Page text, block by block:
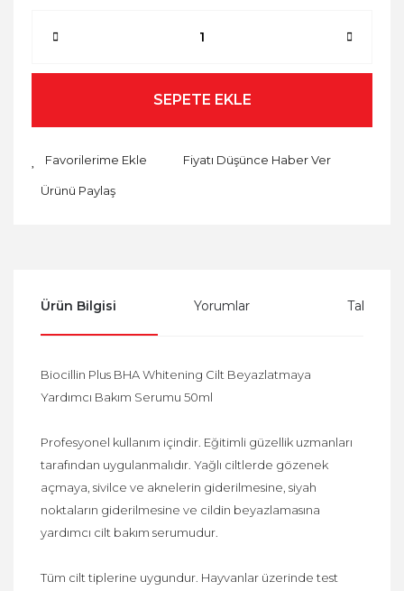
SEPETE EKLE
Fiyatı Düşünce Haber Ver
Ürünü Paylaş
Ürün Bilgisi Yorumlar Taksit
Biocillin Plus BHA Whitening Cilt Beyazlatmaya
Yardımcı Bakım Serumu 50ml
Profesyonel kullanım içindir. Eğitimli güzellik uzmanları
tarafından uygulanmalıdır. Yağlı ciltlerde gözenek
açmaya, sivilce ve aknelerin giderilmesine, siyah
noktaların giderilmesine ve cildin beyazlamasına
yardımcı cilt bakım serumudur.
Tüm cilt tiplerine uygundur. Hayvanlar üzerinde test